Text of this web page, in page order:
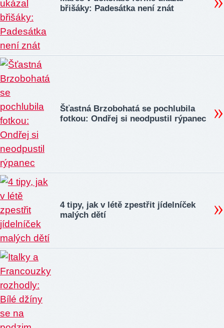
břišáky: Padesátka není znát
Šťastná Brzobohatá se pochlubila
fotkou: Ondřej si neodpustil rýpanec
4 tipy, jak v létě zpestřit jídelníček
malých dětí